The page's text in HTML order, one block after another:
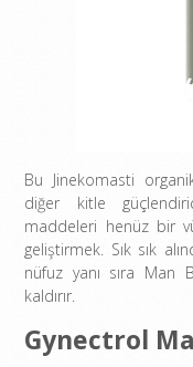
Bu Jinekomasti
diğer kitle
maddeleri henüz bir
geliştirmek. Sık sık
nüfuz yanı sıra Man
kaldırır.
Gynectrol